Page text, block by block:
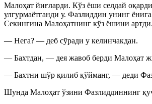
Малоҳат йиғларди. Кўз ёши селдай
улгурмаётганди у. Фазлиддин унинг
Секингина Малоҳатнинг кўз ёшини артди.
— Нега? — деб сўради у келинчакдан.
— Бахтдан, — дея жавоб берди Малоҳат
— Бахтни шўр қилиб қўйманг, — деди
Шунда Малоҳат ўзини Фазлиддиннинг